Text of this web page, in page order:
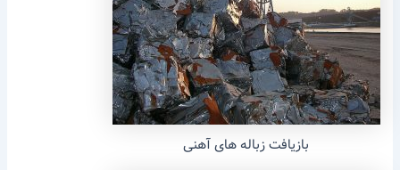
بازیافت زباله های آهنی